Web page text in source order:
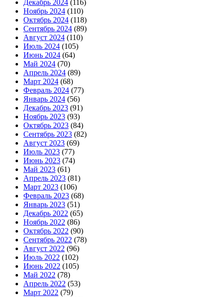
Декабрь 2024 (116)
Ноябрь 2024 (110)
Октябрь 2024 (118)
Сентябрь 2024 (89)
Август 2024 (110)
Июль 2024 (105)
Июнь 2024 (64)
Май 2024 (70)
Апрель 2024 (89)
Март 2024 (68)
Февраль 2024 (77)
Январь 2024 (56)
Декабрь 2023 (91)
Ноябрь 2023 (93)
Октябрь 2023 (84)
Сентябрь 2023 (82)
Август 2023 (69)
Июль 2023 (77)
Июнь 2023 (74)
Май 2023 (61)
Апрель 2023 (81)
Март 2023 (106)
Февраль 2023 (68)
Январь 2023 (51)
Декабрь 2022 (65)
Ноябрь 2022 (86)
Октябрь 2022 (90)
Сентябрь 2022 (78)
Август 2022 (96)
Июль 2022 (102)
Июнь 2022 (105)
Май 2022 (78)
Апрель 2022 (53)
Март 2022 (79)